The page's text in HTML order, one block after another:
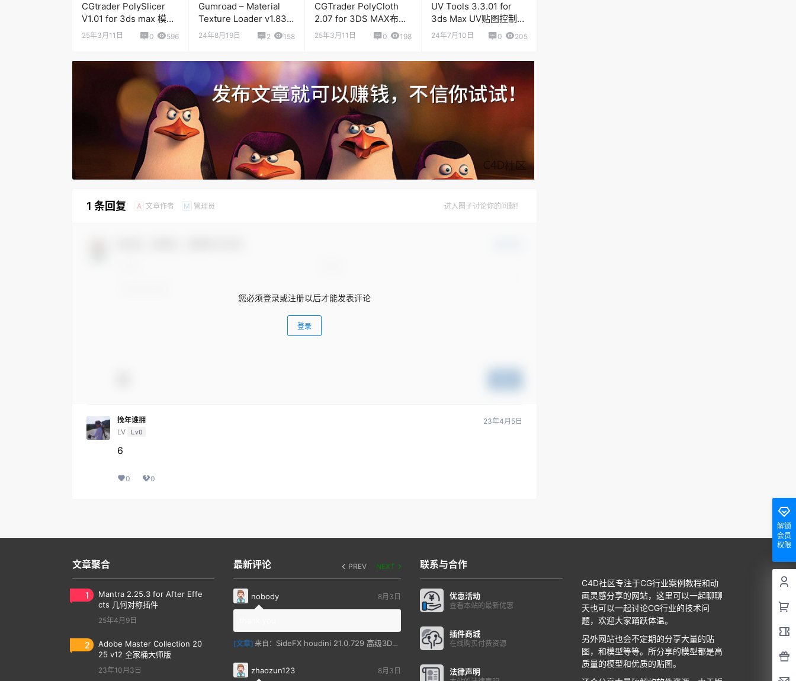
CGtrader PolySlicer
V1.01 for 3ds max 模型
程序化切割插件
25年3月11日 0 596
Gumroad – Material
Texture Loader v1.830
for 3Ds Max PBR材质
24年8月19日 2 158
CGTrader PolyCloth
2.07 for 3DS MAX布料
模拟插件
25年3月11日 0 198
UV Tools 3.3.01 for
3ds Max UV贴图控制插
件
24年7月10日 0 205
1 条回复 A 文章作者 M 管理员 进入圈子讨论你的问题！
您必须登录或注册以后才能发表评论
登录
挽年谁拥
LV Lv0
23年4月5日
6
0 0
解锁
会员
权限
文章聚合
1
Mantra 2.25.3 for After Effe
cts 几何对称插件
25年4月9日
2
Adobe Master Collection 20
25 v12 全家桶大师版
23年10月3日
最新评论 PREV NEXT
nobody 8月3日
[文章] 来自： SideFX houdini 21.0.729 高级3D特效软件
zhaozun123 8月3日
联系与合作
优惠活动
查看本站的最新优惠
插件商城
在线购买付费资源
法律声明
C4D社区专注于CG行业案例教程和动
画灵感分享的网站，这里可以一起聊聊
天也可以一起讨论CG行业的技术问
题，欢迎大家踊跃体温。
另外网站也会不定期的分享大量的贴
图，和模型等等。所分享的模型都是高
质量的模型和优质的贴图。